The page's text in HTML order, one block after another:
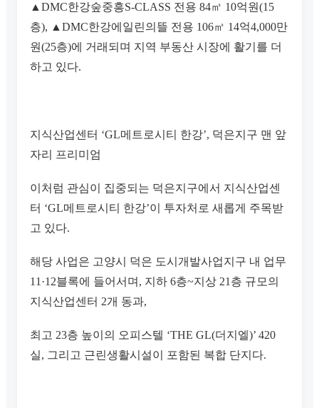
▲DMC한강숲중흥S-CLASS 전용 84㎡ 10억원(15
층), ▲DMC한강에일린의뜰 전용 106㎡ 14억4,000만
원(25층)에 거래되며 지역 부동산 시장에 활기를 더
하고 있다.
지식산업센터 ‘GL메트로시티 한강’, 덕은지구 맨 앞
자리 프리미엄
이처럼 관심이 집중되는 덕은지구에서 지식산업센
터 ‘GL메트로시티 한강’이 투자처로 새롭게 주목받
고 있다.
해당 사업은 고양시 덕은 도시개발사업지구 내 업무
11·12블록에 들어서며, 지하 6층~지상 21층 규모의
지식산업센터 2개 동과,
최고 23층 높이의 오피스텔 ‘THE GL(더지엘)’ 420
실, 그리고 근린생활시설이 포함된 복합 단지다.